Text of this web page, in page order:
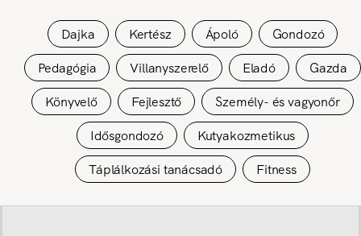
Dajka Kertész Ápoló
Gondozó
Pedagógia
Villanyszerelő Eladó
Gazda
Könyvelő
Fejlesztő
Személy- és vagyonőr
Idősgondozó
Kutyakozmetikus
Táplálkozási tanácsadó
Fitness